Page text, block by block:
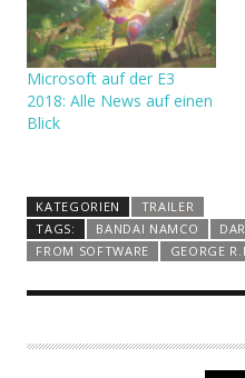
Microsoft auf der E3
2018: Alle News auf einen
Blick
KATEGORIEN
TRAILER
TAGS:
BANDAI NAMCO
FROM SOFTWARE
GEORGE